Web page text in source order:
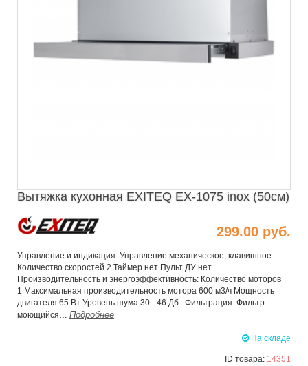
Вытяжка кухонная EXITEQ EX-1075 inox (50см)
299.00 руб.
Управление и индикация: Управление механическое, клавишное
Количество скоростей 2 Таймер нет Пульт ДУ нет
Производительность и энергоэффективность: Количество моторов
1 Максимальная производительность мотора 600 м3/ч Мощность
двигателя 65 Вт Уровень шума 30 - 46 Дб Фильтрация: Фильтр
моющийся… Подробнее
На складе
ID товара: 14351